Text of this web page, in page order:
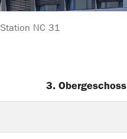
Station NC 31
3. Obergeschoss